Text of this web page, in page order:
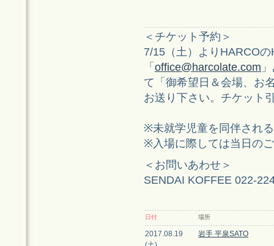
＜チケット予約＞
7/15（土）よりHARCO
「 office@harcolate.com
て「御希望日＆会場、お
お送り下さい。チケット
※未就学児童を同伴され
※入場に際しては当日の
＜お問いあわせ＞
SENDAI KOFFEE 022-
日付 場所
2017.08.19
岩手 平泉SATO